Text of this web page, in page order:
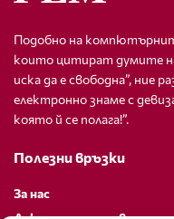
Подобно на
които цитират думите
иска да е свободна”, ние
електронно знаме с
която й се полага!”.
Полезни връзки
За нас